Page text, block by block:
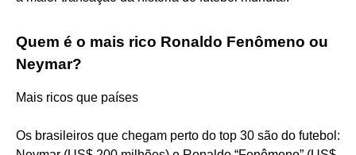
Quem é o mais rico Ronaldo Fenômeno ou
Neymar?
Mais ricos que países
Os brasileiros que chegam perto do top 30 são do futebol: